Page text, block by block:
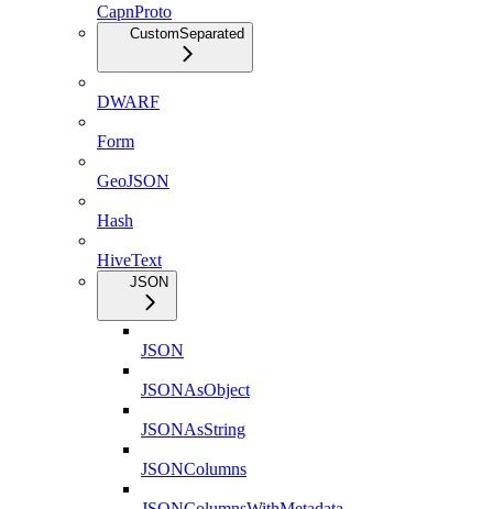
CapnProto
CustomSeparated
DWARF
Form
GeoJSON
Hash
HiveText
JSON
JSON
JSONAsObject
JSONAsString
JSONColumns